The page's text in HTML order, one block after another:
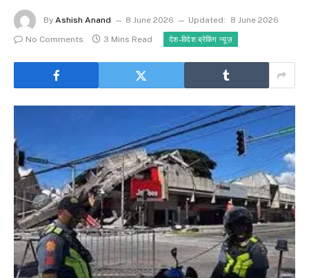
By Ashish Anand 8 June 2026 Updated:
8 June 2026
No Comments
3 Mins Read देश-विदेश ब्रेकिंग न्यूज़